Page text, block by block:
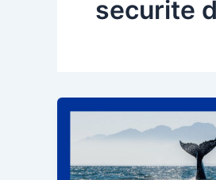
securite